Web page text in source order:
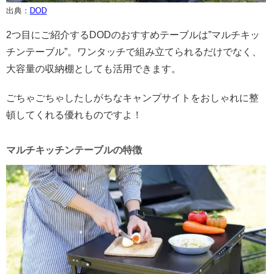
出典： DOD
2つ目にご紹介するDODのおすすめテーブルは”マルチキッ
チンテーブル”。ワンタッチで組み立てられるだけでなく、
大容量の収納棚としても活用できます。
ごちゃごちゃしたしがちなキャンプサイトをおしゃれに整
頓してくれる優れものですよ！
マルチキッチンテーブルの特徴